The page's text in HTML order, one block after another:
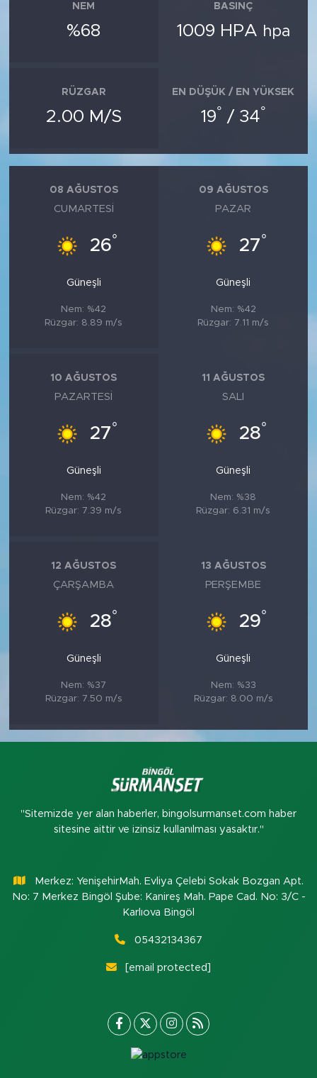
NEM
%68
BASINÇ
1009 HPA hpa
RÜZGAR
2.00 M/S
EN DÜŞÜK / EN YÜKSEK
19° / 34°
08 AĞUSTOS
CUMARTESI
26°
Güneşli
Nem: %42
Rüzgar: 8.89 m/s
09 AĞUSTOS
PAZAR
27°
Güneşli
Nem: %42
Rüzgar: 7.11 m/s
10 AĞUSTOS
PAZARTESI
27°
Güneşli
Nem: %42
Rüzgar: 7.39 m/s
11 AĞUSTOS
SALI
28°
Güneşli
Nem: %38
Rüzgar: 6.31 m/s
12 AĞUSTOS
ÇARŞAMBA
28°
Güneşli
Nem: %37
Rüzgar: 7.50 m/s
13 AĞUSTOS
PERŞEMBE
29°
Güneşli
Nem: %33
Rüzgar: 8.00 m/s
"Sitemizde yer alan haberler, bingolsurmanset.com haber
sitesine aittir ve izinsiz kullanılması yasaktır."
Merkez: YenişehirMah. Evliya Çelebi Sokak Bozgan Apt.
No: 7 Merkez Bingöl Şube: Kanireş Mah. Pape Cad. No: 3/C -
Karlıova Bingöl
05432134367
[email protected]